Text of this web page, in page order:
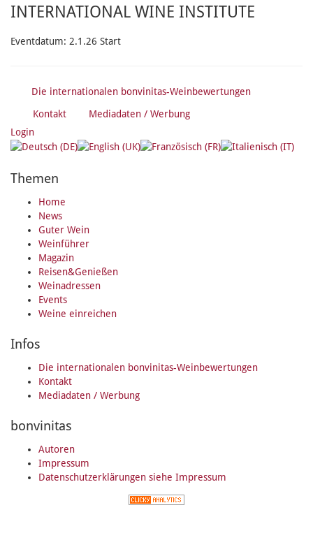
INTERNATIONAL WINE INSTITUTE
Eventdatum: 2.1.26 Start
Die internationalen bonvinitas-Weinbewertungen
Kontakt
Mediadaten / Werbung
Login
Themen
Home
News
Guter Wein
Weinführer
Magazin
Reisen&Genießen
Weinadressen
Events
Weine einreichen
Infos
Die internationalen bonvinitas-Weinbewertungen
Kontakt
Mediadaten / Werbung
bonvinitas
Autoren
Impressum
Datenschutzerklärungen siehe Impressum